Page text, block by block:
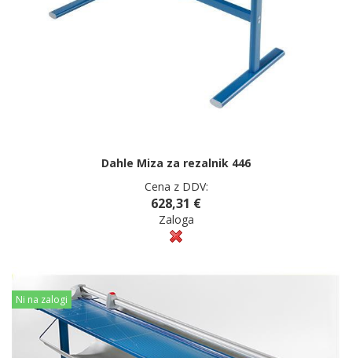
Dahle Miza za rezalnik 446
Cena z DDV:
628,31 €
Zaloga
Ni na zalogi